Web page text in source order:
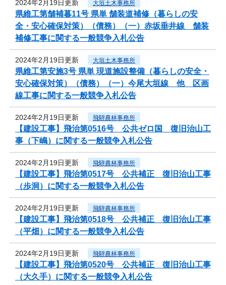
2024年2月19日更新 大垣土木事務所
県維工第舗補暮11号 県単 舗装道補修（暮らしの安
全・安心確保対策）（債務）（一）赤坂垂井線 舗装
補修工事に関する一般競争入札公告
2024年2月19日更新 大垣土木事務所
県維工第安施3号 県単 現道施設整備（暮らしの安全・
安心確保対策）（債務）（一）今尾大垣線 他 区画
線工事に関する一般競争入札公告
2024年2月19日更新 飛騨農林事務所
【建設工事】飛治第0516号 公共ゼロ国 復旧治山工
事（下嶋）に関する一般競争入札公告
2024年2月19日更新 飛騨農林事務所
【建設工事】飛治第0517号 公共補正 復旧治山工事
（歩洞）に関する一般競争入札公告
2024年2月19日更新 飛騨農林事務所
【建設工事】飛治第0518号 公共補正 復旧治山工事
（平畑）に関する一般競争入札公告
2024年2月19日更新 飛騨農林事務所
【建設工事】飛治第0520号 公共補正 復旧治山工事
（大久手）に関する一般競争入札公告